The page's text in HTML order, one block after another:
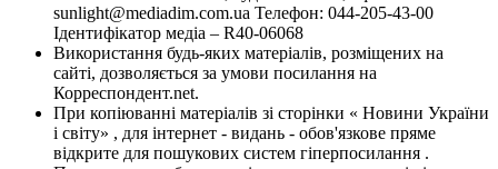
sunlight@mediadim.com.ua Телефон: 044-205-43-00
Ідентифікатор медіа – R40-06068
Використання будь-яких матеріалів, розміщених на
сайті, дозволяється за умови посилання на
Корреспондент.net.
При копіюванні матеріалів зі сторінки « Новини України
і світу» , для інтернет - видань - обов'язкове пряме
відкрите для пошукових систем гіперпосилання .